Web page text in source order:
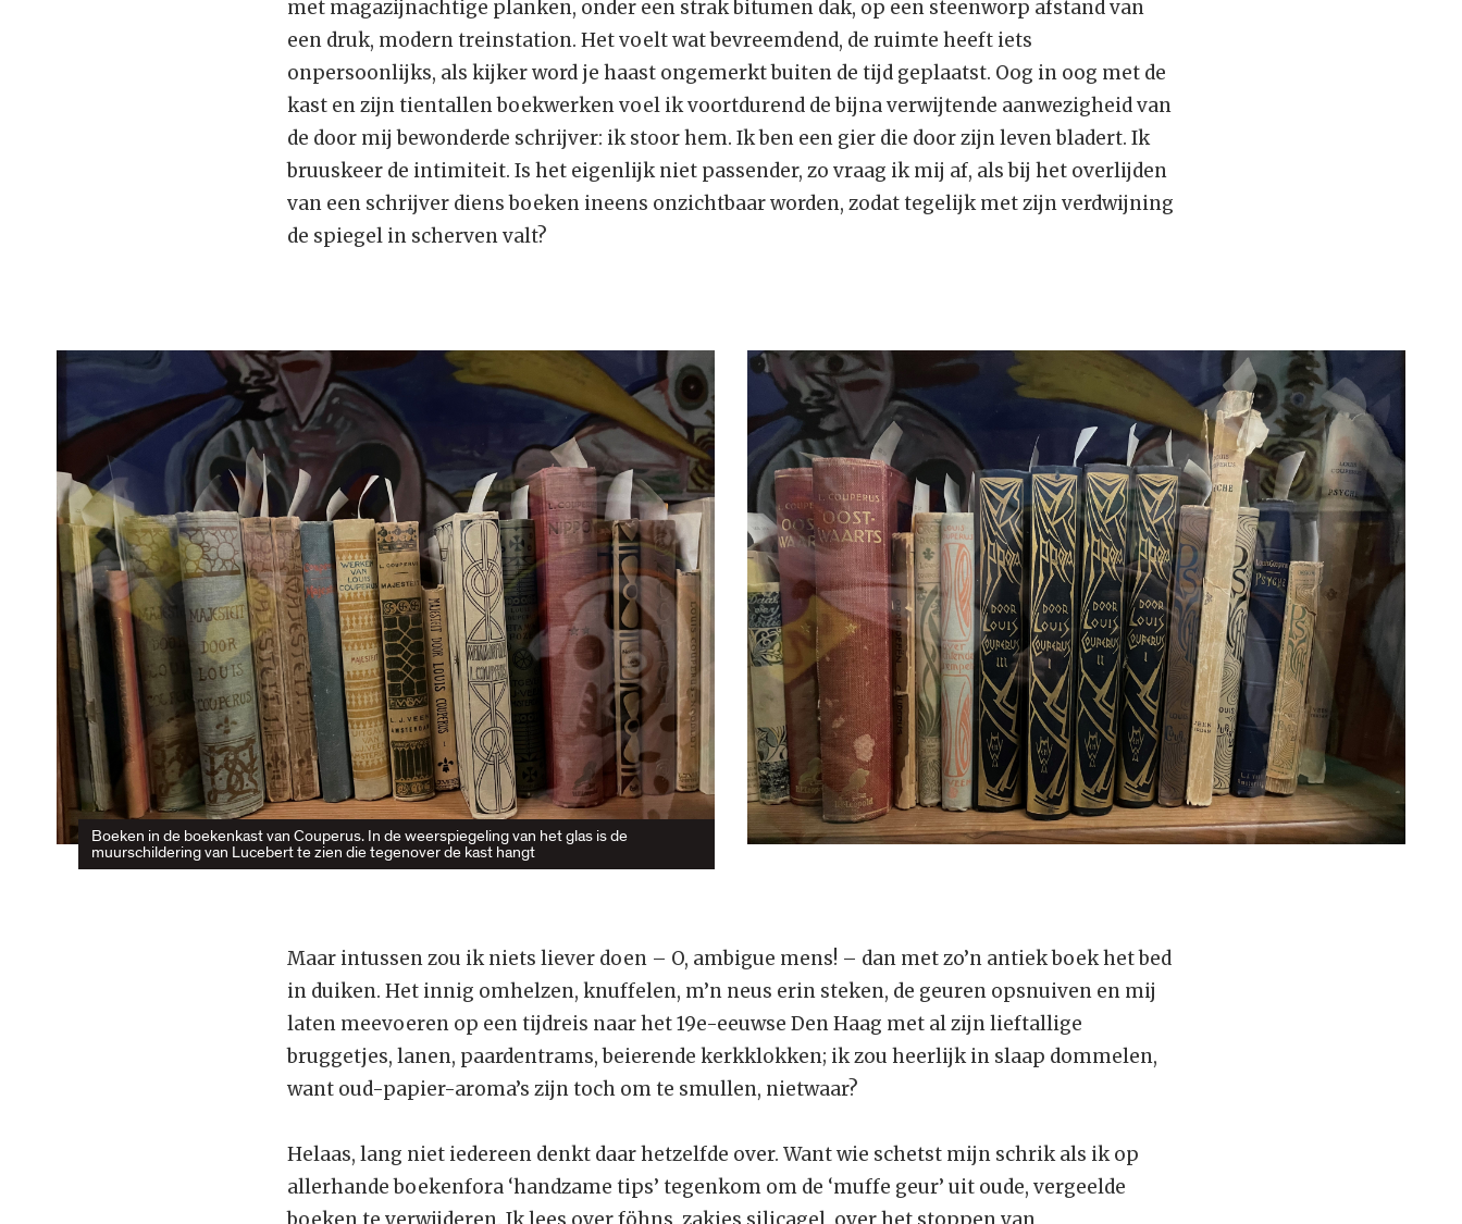
met magazijnachtige planken, onder een strak bitumen dak, op een steenworp afstand van
een druk, modern treinstation. Het voelt wat bevreemdend, de ruimte heeft iets
onpersoonlijks, als kijker word je haast ongemerkt buiten de tijd geplaatst. Oog in oog met de
kast en zijn tientallen boekwerken voel ik voortdurend de bijna verwijtende aanwezigheid van
de door mij bewonderde schrijver: ik stoor hem. Ik ben een gier die door zijn leven bladert. Ik
bruuskeer de intimiteit. Is het eigenlijk niet passender, zo vraag ik mij af, als bij het overlijden
van een schrijver diens boeken ineens onzichtbaar worden, zodat tegelijk met zijn verdwijning
de spiegel in scherven valt?
Boeken in de boekenkast van Couperus. In de weerspiegeling van het glas is de
muurschildering van Lucebert te zien die tegenover de kast hangt
Maar intussen zou ik niets liever doen – O, ambigue mens! – dan met zo’n antiek boek het bed
in duiken. Het innig omhelzen, knuffelen, m’n neus erin steken, de geuren opsnuiven en mij
laten meevoeren op een tijdreis naar het 19e-eeuwse Den Haag met al zijn lieftallige
bruggetjes, lanen, paardentrams, beierende kerkklokken; ik zou heerlijk in slaap dommelen,
want oud-papier-aroma’s zijn toch om te smullen, nietwaar?
Helaas, lang niet iedereen denkt daar hetzelfde over. Want wie schetst mijn schrik als ik op
allerhande boekenfora ‘handzame tips’ tegenkom om de ‘muffe geur’ uit oude, vergeelde